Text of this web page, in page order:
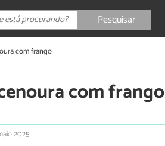
Pesquisar
com frango
com frango
2025